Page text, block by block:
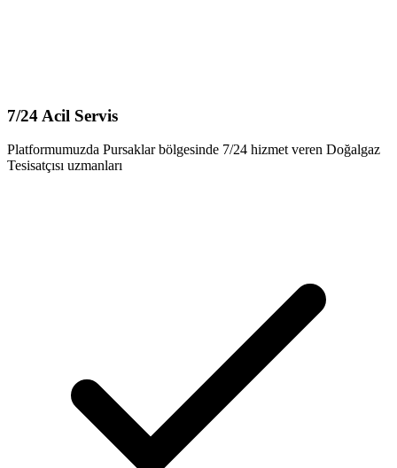
7/24 Acil Servis
Platformumuzda Pursaklar bölgesinde 7/24 hizmet veren Doğalgaz
Tesisatçısı uzmanları